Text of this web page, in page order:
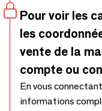
décoration 100%
avec nos autres
patrimoine et la
100% Coton
Pour voir les
les
vente de la
compte ou
En vous
informations